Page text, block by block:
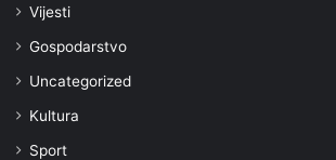
Vijesti
Gospodarstvo
Uncategorized
Kultura
Sport